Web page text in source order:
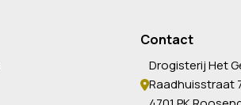
Contact
Drogisterij Het
Raadhuisstraat